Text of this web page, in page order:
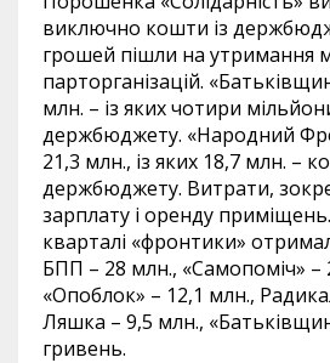
виключно кошти із
грошей пішли на утримання
парторганізацій.
млн. – із яких чотири
держбюджету. «Народний
21,3 млн., із яких 18,7 млн. –
держбюджету. Витрати,
зарплату і оренду
кварталі «фронтики»
БПП – 28 млн., «Самопоміч» –
«Опоблок» – 12,1 млн.,
Ляшка – 9,5 млн.,
гривень.